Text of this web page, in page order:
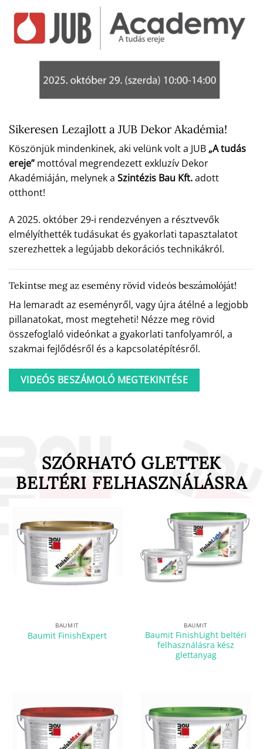
Sikeresen Lezajlott a JUB Dekor Akadémia!
Köszönjük mindenkinek, aki velünk volt a JUB„A tudás
ereje” mottóval megrendezett exkluzív Dekor
Akadémiáján, melynek a Szintézis Bau Kft.adott
otthont!
A 2025. október 29-i rendezvényen a résztvevők
elmélyíthették tudásukat és gyakorlati tapasztalatot
szerezhettek a legújabb dekorációs technikákról.
Tekintse meg az esemény rövid videós beszámolóját!
Ha lemaradt az eseményről, vagy újra átélné a legjobb
pillanatokat, most megteheti! Nézze meg rövid
összefoglaló videónkat a gyakorlati tanfolyamról, a
szakmai fejlődésről és a kapcsolatépítésről.
VIDEÓS BESZÁMOLÓ MEGTEKINTÉSE
SZÓRHATÓ GLETTEK
BELTÉRI FELHASZNÁLÁSRA
BAUMIT
Baumit FinishExpert
BAUMIT
Baumit FinishLight beltéri
felhasználásra kész
glettanyag